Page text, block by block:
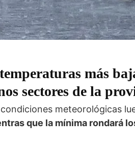
más
sectores de la
meteorológicas
que la mínima rondará